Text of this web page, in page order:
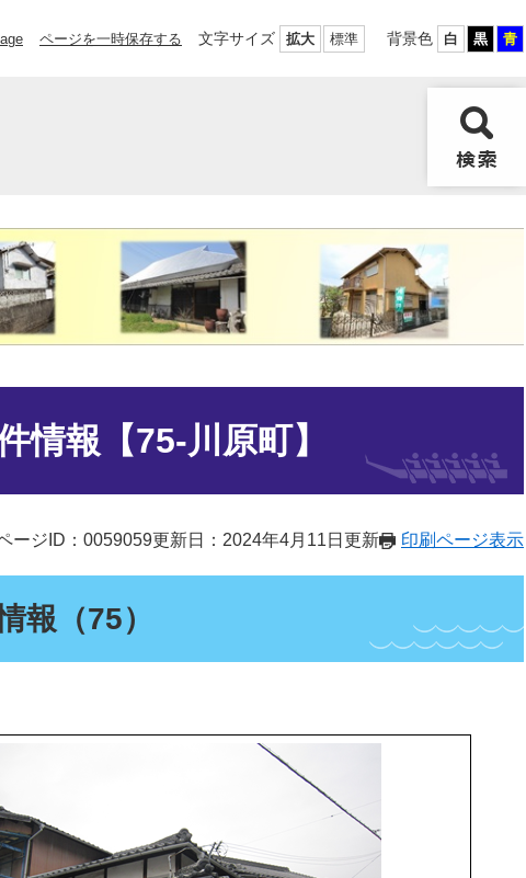
ページを一時保存する 文字サイズ 拡大 標準 背景色 白 黒 青
情報【75-川原町】
ージID：0059059更新日：2024年4月11日更新 印刷ページ表示
報（75）